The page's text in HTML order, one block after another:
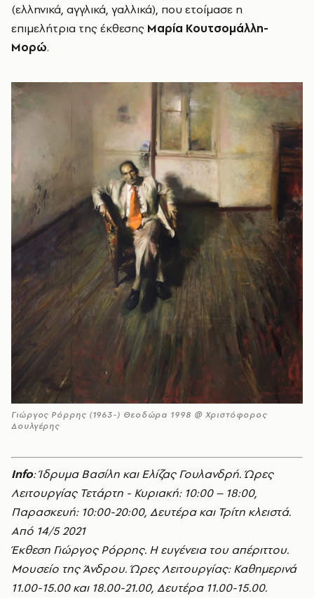
(ελληνικά, αγγλικά, γαλλικά), που ετοίμασε η
επιμελήτρια της έκθεσης Μαρία Κουτσομάλλη-
Μορώ.
Γιώργος Ρόρρης (1963-) Θεοδώρα 1998 @ Χριστόφορος
Δουλγέρης
Info: Ίδρυμα Βασίλη και Ελίζας Γουλανδρή. Ώρες
Λειτουργίας Τετάρτη - Κυριακή: 10:00 – 18:00,
Παρασκευή: 10:00-20:00, Δευτέρα και Τρίτη κλειστά.
Από 14/5 2021
Έκθεση Γιώργος Ρόρρης. Η ευγένεια του απέριττου.
Μουσείο της Άνδρου. Ώρες Λειτουργίας: Καθημερινά
11.00-15.00 και 18.00-21.00, Δευτέρα 11.00-15.00.